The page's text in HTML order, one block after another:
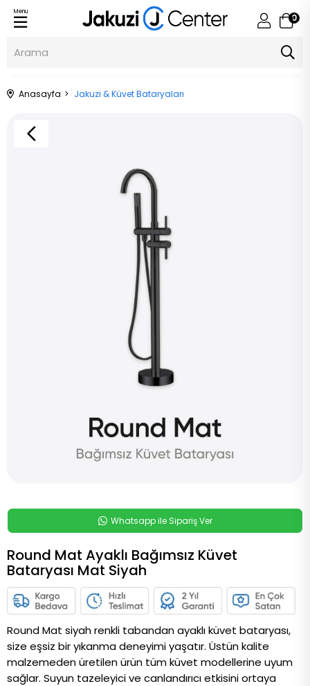
0
Menu
Anasayfa Jakuzi & Küvet Bataryaları
Whatsapp ile Sipariş Ver
Round Mat Ayaklı Bağımsız Küvet
Bataryası Mat Siyah
Round Mat siyah renkli tabandan ayaklı küvet bataryası,
size eşsiz bir yıkanma deneyimi yaşatır. Üstün kalite
malzemeden üretilen ürün tüm küvet modellerine uyum
sağlar. Suyun tazeleyici ve canlandırıcı etkisini ortaya